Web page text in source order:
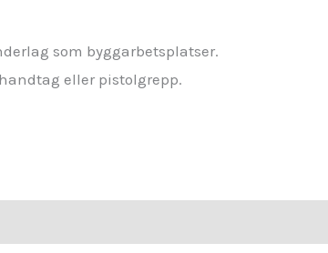
som byggarbetsplatser.
eller pistolgrepp.